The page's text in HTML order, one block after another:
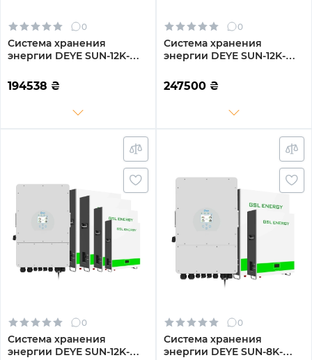
0
Система хранения
энергии DEYE SUN-12K-
12kW 14.4kWh 3BAT
LiFePO4 6500 циклов
194538 ₴
0
Система хранения
энергии DEYE SUN-12K-
W 12kW 19.2kWh 4BAT
LiFePO4 6000 циклов
247500 ₴
0
Система хранения
энергии DEYE SUN-12K-
0
Система хранения
энергии DEYE SUN-8K-